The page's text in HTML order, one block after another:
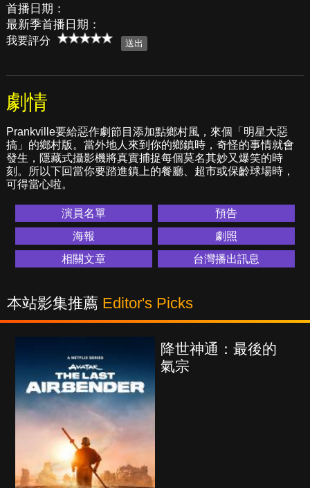
首播日期：
最新季首播日期：
我要評分
劇情
Prankville要給惡作劇節目添加點鄉村風，來個「明星大惡
搞」的鄉村版。當外地人來到你的鄉鎮時，奇怪的事情就會
發生，隱藏式攝影機將真實捕捉每個莫名其妙又爆笑的時
刻。所以下回當你要踏進鎮上的餐廳、超市或保齡球場時，
可得當心啦。
演員名單
預告
海報
劇照
相關文章
台灣播出訊息
本站影集推薦 Editor's Picks
降世神通：最後的
氣宗